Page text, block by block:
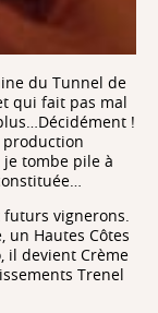
du Tunnel de
qui fait pas mal
!
production
je tombe pile à
futurs vignerons.
un Hautes Côtes
il devient Crème
Trenel